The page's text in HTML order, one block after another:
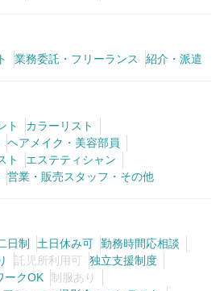
業務委託・フリーランス 紹介・派遣
ト
カラーリスト
ヘアメイク・美容部員
ト
エステティシャン
営業・販売スタッフ・その他
日制 土日休み可 勤務時間応相談
託児所利用可
独立支援制度
ークOK 制服あり